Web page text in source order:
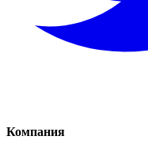
Компания